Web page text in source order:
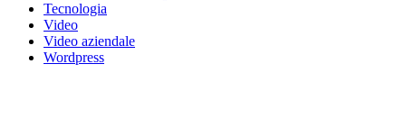
Tecnologia
Video
Video aziendale
Wordpress